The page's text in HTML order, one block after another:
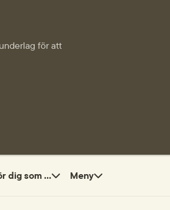
för att
dig som ... Meny